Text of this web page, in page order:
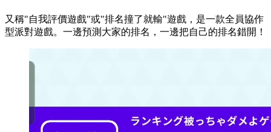
又稱"自我評價遊戲"或"排名撞了就輸"遊戲，是一款全員協作
型派對遊戲。一邊預測大家的排名，一邊把自己的排名錯開！